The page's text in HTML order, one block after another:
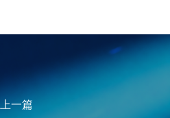
上一篇